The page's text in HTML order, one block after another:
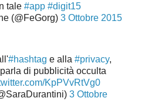
tale #app #digit15
(@FeGorg) 3 Ottobre 2015
#hashtag e alla #privacy,
parla di pubblicità occulta
KpPVvRtVg0
3 Ottobre